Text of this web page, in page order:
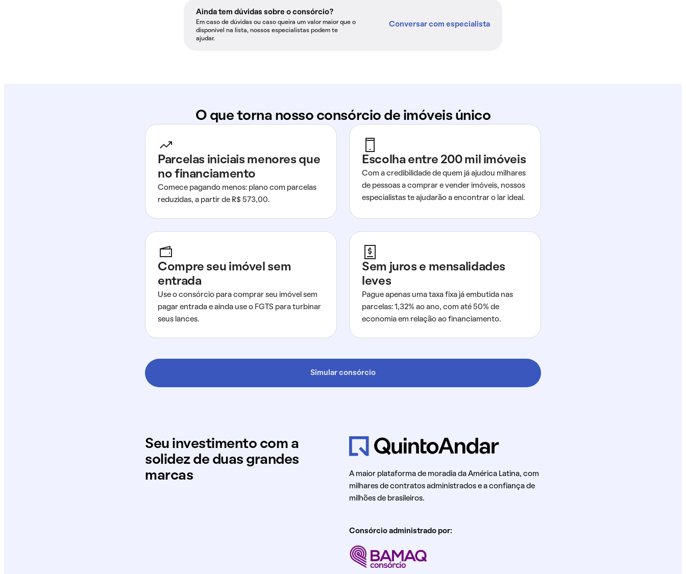
Ainda tem dúvidas sobre o consórcio?
Em caso de dúvidas ou caso queira um valor maior que o
disponível na lista, nossos especialistas podem te
ajudar.
Conversar com especialista
O que torna nosso consórcio de imóveis único
Parcelas iniciais menores que
no financiamento
Comece pagando menos: plano com parcelas
reduzidas, a partir de R$ 573,00.
Escolha entre 200 mil imóveis
Com a credibilidade de quem já ajudou milhares
de pessoas a comprar e vender imóveis, nossos
especialistas te ajudarão a encontrar o lar ideal.
Compre seu imóvel sem
entrada
Use o consórcio para comprar seu imóvel sem
pagar entrada e ainda use o FGTS para turbinar
seus lances.
Sem juros e mensalidades
leves
Pague apenas uma taxa fixa já embutida nas
parcelas: 1,32% ao ano, com até 50% de
economia em relação ao financiamento.
Simular consórcio
Seu investimento com a
solidez de duas grandes
marcas
A maior plataforma de moradia da América Latina, com
milhares de contratos administrados e a confiança de
milhões de brasileiros.
Consórcio administrado por: